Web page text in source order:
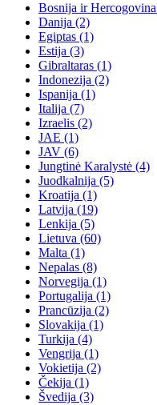
Bosnija ir Hercogovina
Danija (2)
Egiptas (1)
Estija (3)
Gibraltaras (1)
Indonezija (2)
Ispanija (1)
Italija (7)
Izraelis (2)
JAE (1)
JAV (6)
Jungtinė Karalystė (4)
Juodkalnija (5)
Kroatija (1)
Latvija (19)
Lenkija (5)
Lietuva (60)
Malta (1)
Nepalas (8)
Norvegija (1)
Portugalija (1)
Prancūzija (2)
Slovakija (1)
Turkija (4)
Vengrija (1)
Vokietija (2)
Čekija (1)
Švedija (3)